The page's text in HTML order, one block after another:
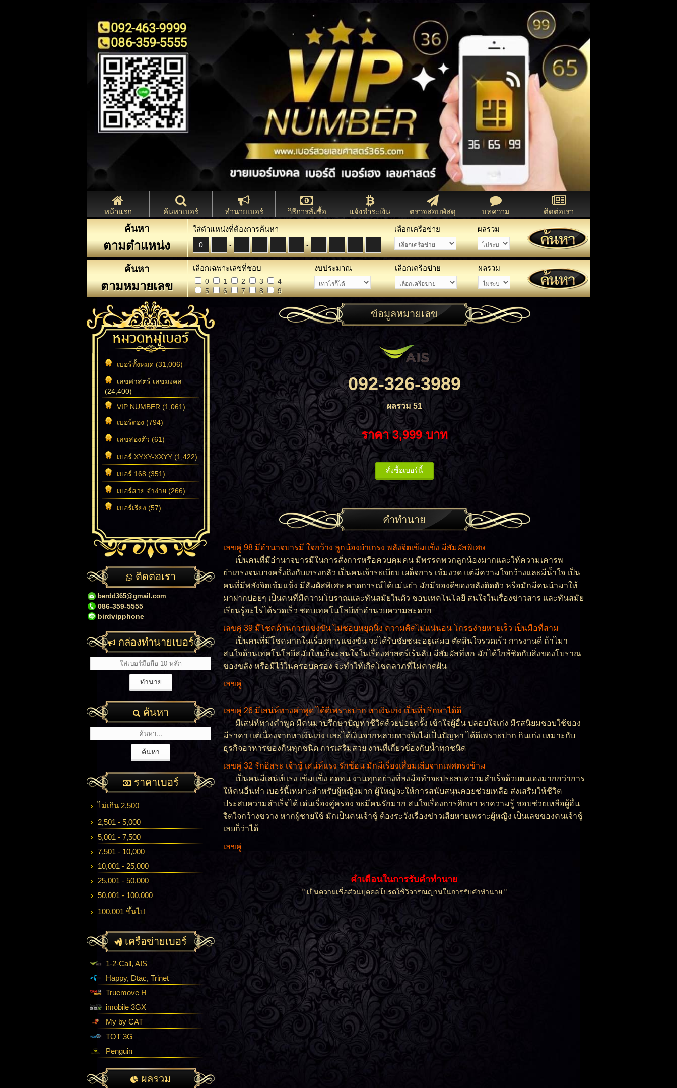
หน้าแรก ค้นหาเบอร์ ทำนายเบอร์ วิธีการสั่งซื้อ แจ้งชำระเงิน ตรวจสอบพัสดุ บทความ ติดต่อเรา
ค้นหา
ตามตำแหน่ง
ใส่ตำแหน่งที่ต้องการค้นหา
- -
เลือกเครือข่าย ผลรวม
ค้นหา
ตามหมายเลข
เลือกเฉพาะเลขที่ชอบ
0 1 2 3
4
5
6 7 8 9
งบประมาณ เลือกเครือข่าย ผลรวม
เบอร์ทั้งหมด (31,006)
เลขศาสตร์ เลขมงคล
(24,400)
VIP NUMBER (1,061)
เบอร์ตอง (794)
เลขสองตัว (61)
เบอร์ XYXY-XXYY (1,422)
เบอร์ 168 (351)
เบอร์สวย จำง่าย (266)
เบอร์เรียง (57)
ติดต่อเรา
berdd365@gmail.com
086-359-5555
birdvipphone
กล่องทำนายเบอร์
ค้นหา
ราคาเบอร์
ไม่เกิน 2,500
2,501 - 5,000
5,001 - 7,500
7,501 - 10,000
10,001 - 25,000
25,001 - 50,000
50,001 - 100,000
100,001 ขึ้นไป
เครือข่ายเบอร์
1-2-Call, AIS
Happy, Dtac, Trinet
Truemove H
imobile 3GX
My by CAT
TOT 3G
Penguin
ผลรวม
ข้อมูลหมายเลข
092-326-3989
ผลรวม 51
ราคา 3,999 บาท
คำทำนาย
เลขคู่ 98 มีอำนาจบารมี ใจกว้าง ลูกน้องยำเกรง พลังจิตเข้มแข็ง มีสัมผัสพิเศษ
เป็นคนที่มีอำนาจบารมีในการสั่งการหรือควบคุมคน มีพรรคพวกลูกน้องมากและให้ความเคารพ
ยำเกรงจนบางครั้งถึงกับเกรงกลัว เป็นคนเจ้าระเบียบ เผด็จการ เข้มงวด แต่มีความใจกว้างและมีน้ำใจ เป็น
คนที่มีพลังจิตเข้มแข็ง มีสัมผัสพิเศษ คาดการณ์ได้แม่นยำ มักมีของดีของขลังติดตัว หรือมักมีคนนำมาให้
มาฝากบ่อยๆ เป็นคนที่มีความโบราณและทันสมัยในตัว ชอบเทคโนโลยี สนใจในเรื่องข่าวสาร และทันสมัย
เรียนรู้อะไรได้รวดเร็ว ชอบเทคโนโลยีทำอำนวยความสะดวก
เลขคู่ 39 มีโชคด้านการแข่งขัน ไม่ชอบหยุดนิ่ง ความคิดไม่แน่นอน โกรธง่ายหายเร็ว เป็นมือที่สาม
เป็นคนที่มีโชคมากในเรื่องการแข่งขัน จะได้รับชัยชนะอยู่เสมอ ตัดสินใจรวดเร้ว การงานดี ถ้าไมา
สนใจด้านเทคโนโลยีสมัยใหม่ก็จะสนใจในเรื่องศาสตร์เร้นลับ มีสัมผัสที่หก มักได้ใกล้ชิดกับสิ่งของโบราณ
ของขลัง หรือมีไว้ในครอบครอง จะทำให้เกิดโชคลาภที่ไม่คาดฝัน
เลขคู่
เลขคู่ 26 มีเสน่ห์ทางคำพูด ได้ดีเพราะปาก หาเงินเก่ง เป็นที่ปรึกษาได้ดี
มีเสน่ห์ทางคำพูด มีคนมาปรึกษาปัญหาชีวิตด้วยบ่อยครั้ง เข้าใจผู้อื่น ปลอบใจเก่ง มีรสนิยมชอบใช้ของ
มีราคา แต่เนื่องจากหาเงินเก่ง และได้เงินจากหลายทางจึงไม่เป็นปัญหา ได้ดีเพราะปาก กินเก่ง เหมาะกับ
ธุรกิจอาหารของกินทุกชนิด การเสริมสวย งานที่เกี่ยวข้องกับน้ำทุกชนิด
เลขคู่ 32 รักอิสระ เจ้าชู้ เสน่ห์แรง รักซ้อน มักมีเรื่องเสื่อมเสียจากเพศตรงข้าม
เป็นคนมีเสน่ห์แรง เข้มแข็ง อดทน งานทุกอย่างที่ลงมือทำจะประสบความสำเร็จด้วยตนเองมากกว่าการ
ให้คนอื่นทำ เบอร์นี้เหมาะสำหรับผู้หญิงมาก ผู้ใหญ่จะให้การสนับสนุนคอยช่วยเหลือ ส่งเสริมให้ชีวิต
ประสบความสำเร็จได้ เด่นเรื่องคู่ครอง จะมีคนรักมาก สนใจเรื่องการศึกษา หาความรู้ ชอบช่วยเหลือผู้อื่น
จิตใจกว้างขวาง หากผู้ชายใช้ มักเป็นคนเจ้าชู้ ต้องระวังเรื่องข่าวเสียหายเพราะผู้หญิง เป็นเลขของคนเจ้าชู้
เลยก็ว่าได้
เลขคู่
คำเตือนในการรับคำทำนาย
" เป็นความเชื่อส่วนบุคคลโปรดใช้วิจารณญานในการรับคำทำนาย "